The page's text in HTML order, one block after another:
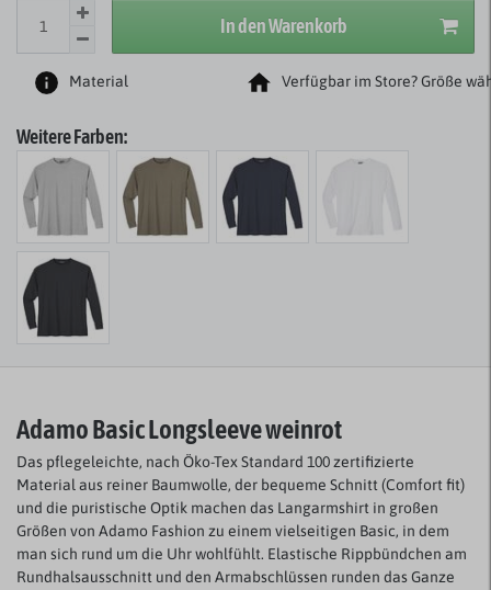
In den Warenkorb
Material Verfügbar im Store? Größe
Weitere Farben:
Adamo Basic Longsleeve weinrot
Das pflegeleichte, nach Öko-Tex Standard 100 zertifizierte
Material aus reiner Baumwolle, der bequeme Schnitt (Comfort fit)
und die puristische Optik machen das Langarmshirt in großen
Größen von Adamo Fashion zu einem vielseitigen Basic, in dem
man sich rund um die Uhr wohlfühlt. Elastische Rippbündchen am
Rundhalsausschnitt und den Armabschlüssen runden das Ganze